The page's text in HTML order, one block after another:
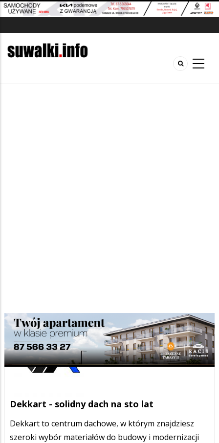
Dekkart - solidny dach na sto lat
Dekkart to centrum dachowe, w którym znajdziesz
szeroki wybór materiałów do budowy i modernizacji